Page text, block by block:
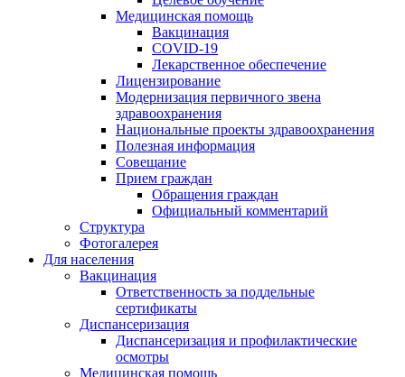
Медицинская помощь
Вакцинация
COVID-19
Лекарственное обеспечение
Лицензирование
Модернизация первичного звена
здравоохранения
Национальные проекты здравоохранения
Полезная информация
Совещание
Прием граждан
Обращения граждан
Официальный комментарий
Структура
Фотогалерея
Для населения
Вакцинация
Ответственность за поддельные
сертификаты
Диспансеризация
Диспансеризация и профилактические
осмотры
Медицинская помощь